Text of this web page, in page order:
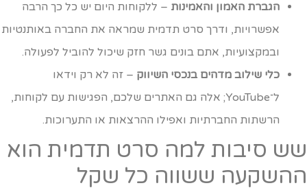
הגברת האמון והאמינות– ללקוחות היום יש כל כך הרבה
אפשרויות, ודרך סרט תדמית שמראה את החברה באותנטיות
ובמקצועיות, אתם בונים גשר חזק שיכול להוביל לפעולה.
כלי שילוב מדהים בנכסי השיווק– זה לא רק וידאו
ל־YouTube; אלה גם האתרים שלכם, הפגישות עם לקוחות,
הרשתות החברתיות ואפילו ההרצאות או התערוכות.
סיבות למה סרט תדמית הוא
ששווה כל שקל